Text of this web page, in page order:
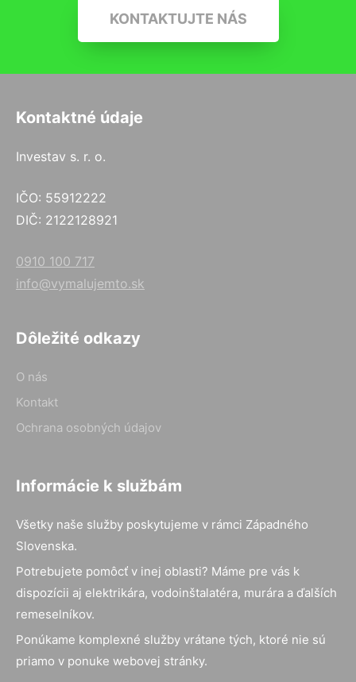
KONTAKTUJTE NÁS
Kontaktné údaje
Investav s. r. o.
IČO: 55912222
DIČ: 2122128921
0910 100 717
info@vymalujemto.sk
Dôležité odkazy
O nás
Kontakt
Ochrana osobných údajov
Informácie k službám
Všetky naše služby poskytujeme v rámci Západného
Slovenska.
Potrebujete pomôcť v inej oblasti? Máme pre vás k
dispozícii aj elektrikára, vodoinštalatéra, murára a ďalších
remeselníkov.
Ponúkame komplexné služby vrátane tých, ktoré nie sú
priamo v ponuke webovej stránky.